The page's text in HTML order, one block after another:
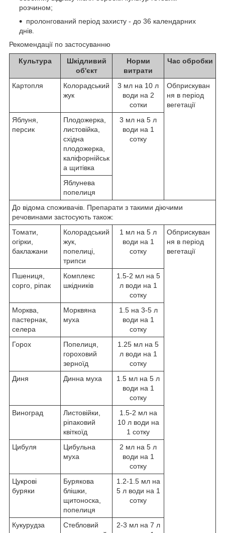
розчином;
пролонгований період захисту - до 36 календарних
днів.
Рекомендації по застосуванню
Культура
Шкідливий
об'єкт
Норми
витрати
Час обробки
Картопля
Колорадський
жук
3 мл на 10 л
води на 2
сотки
Обприскуван
ня в період
вегетації
Яблуня,
персик
Плодожерка,
листовійка,
східна
плодожерка,
каліфорнійськ
а щитівка
3 мл на 5 л
води на 1
сотку
Яблунева
попелиця
До відома споживачів. Препарати з такими діючими
речовинами застосують також:
Томати,
огірки,
баклажани
Колорадський
жук,
попелиці,
трипси
1 мл на 5 л
води на 1
сотку
Обприскуван
ня в період
вегетації
Пшениця,
сорго, ріпак
Комплекс
шкідників
1.5-2 мл на 5
л води на 1
сотку
Морква,
пастернак,
селера
Морквяна
муха
1.5 на 3-5 л
води на 1
сотку
Горох
Попелиця,
гороховий
зерноїд
1.25 мл на 5
л води на 1
сотку
Диня
Динна муха
1.5 мл на 5 л
води на 1
сотку
Виноград
Листовійки,
ріпаковий
квіткоїд
1.5-2 мл на
10 л води на
1 сотку
Цибуля
Цибульна
муха
2 мл на 5 л
води на 1
сотку
Цукрові
буряки
Бурякова
блішки,
щитоноска,
попелиця
1.2-1.5 мл на
5 л води на 1
сотку
Кукурудза
Стебловий
2-3 мл на 7 л